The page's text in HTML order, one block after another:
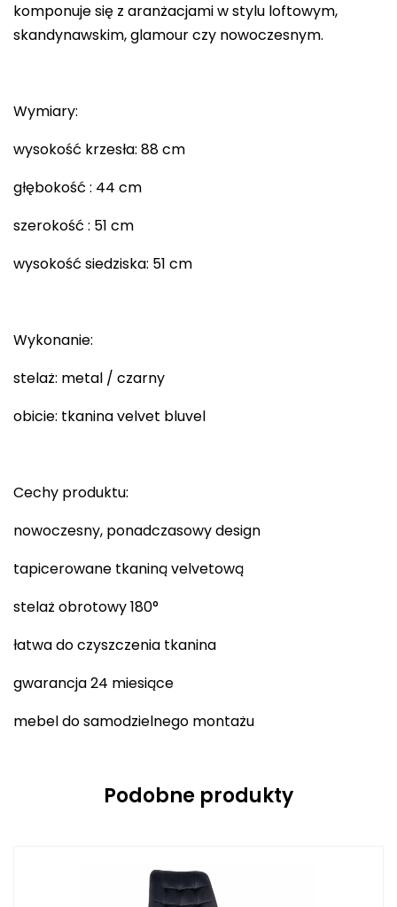
komponuje się z aranżacjami w stylu loftowym,
skandynawskim, glamour czy nowoczesnym.
Wymiary:
wysokość krzesła: 88 cm
głębokość : 44 cm
szerokość : 51 cm
wysokość siedziska: 51 cm
Wykonanie:
stelaż: metal / czarny
obicie: tkanina velvet bluvel
Cechy produktu:
nowoczesny, ponadczasowy design
tapicerowane tkaniną velvetową
stelaż obrotowy 180°
łatwa do czyszczenia tkanina
gwarancja 24 miesiące
mebel do samodzielnego montażu
Podobne produkty